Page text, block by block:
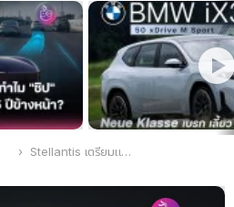
Stellantis เตรียมแพลตฟอร์ม STLA Large สำหรับรถ EV SUV อย่าง Maserati, Alfa Romeo และ Chrysler ในอนาคต